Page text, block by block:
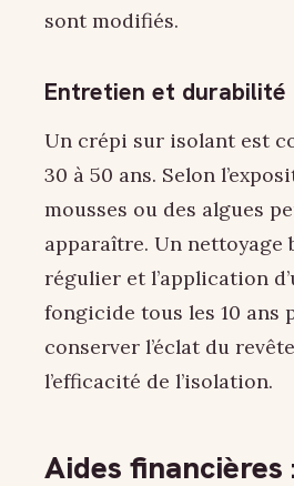
sont modifiés.
Entretien et durabilité
Un crépi sur isolant est
30 à 50 ans. Selon
mousses ou des algues
apparaître. Un nettoyage
régulier et l’application
fongicide tous les 10 ans
conserver l’éclat du
l’efficacité de l’isolation.
Aides financières